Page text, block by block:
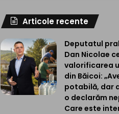
Articole recente
Deputatul
Dan Nicolae
valorificarea
din Băicoi:
potabilă, dar
o declarăm
Care este